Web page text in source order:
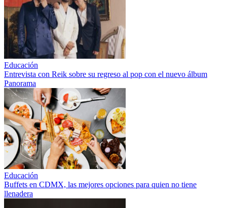
Educación
Entrevista con Reik sobre su regreso al pop con el nuevo álbum
Panorama
Educación
Buffets en CDMX, las mejores opciones para quien no tiene
llenadera